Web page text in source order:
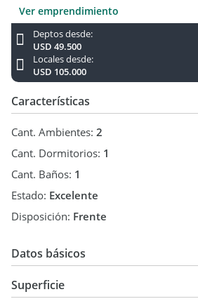
Ver emprendimiento
Deptos desde:
USD 49.500
Locales desde:
USD 105.000
Características
Cant. Ambientes: 2
Cant. Dormitorios: 1
Cant. Baños: 1
Estado: Excelente
Disposición: Frente
Datos básicos
Venta
Superficie